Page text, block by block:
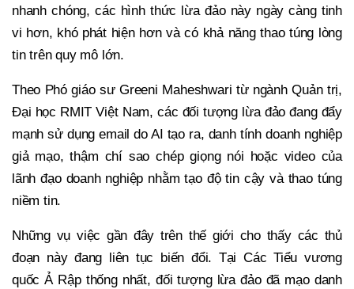
nhanh chóng, các hình thức lừa đảo này ngày càng tinh
vi hơn, khó phát hiện hơn và có khả năng thao túng lòng
tin trên quy mô lớn.
Theo Phó giáo sư Greeni Maheshwari từ ngành Quản trị,
Đại học RMIT Việt Nam, các đối tượng lừa đảo đang đẩy
mạnh sử dụng email do AI tạo ra, danh tính doanh nghiệp
giả mạo, thậm chí sao chép giọng nói hoặc video của
lãnh đạo doanh nghiệp nhằm tạo độ tin cậy và thao túng
niềm tin.
Những vụ việc gần đây trên thế giới cho thấy các thủ
đoạn này đang liên tục biến đổi. Tại Các Tiểu vương
quốc Ả Rập thống nhất, đối tượng lừa đảo đã mạo danh